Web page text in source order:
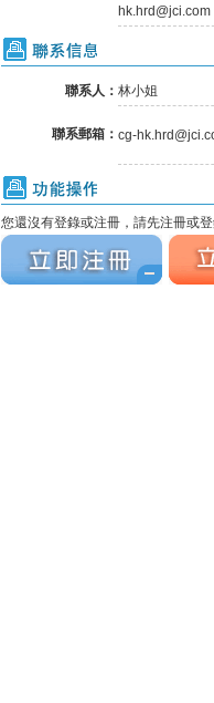
hk.hrd@jci.com
聯系信息
聯系人： 林小姐
聯系郵箱： cg-
功能操作
您還沒有登錄或注冊，請先注冊或
立刻注冊
立刻注冊